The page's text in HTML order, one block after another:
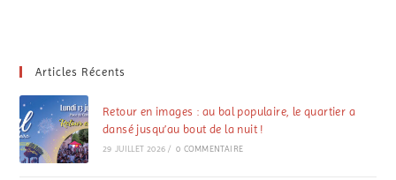
Articles Récents
Retour en images : au bal populaire, le quartier a
dansé jusqu’au bout de la nuit !
29 JUILLET 2026 / 0 COMMENTAIRE